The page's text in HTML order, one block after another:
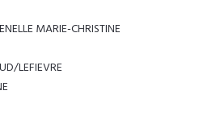
MARIE-CHRISTINE
LEFIEVRE